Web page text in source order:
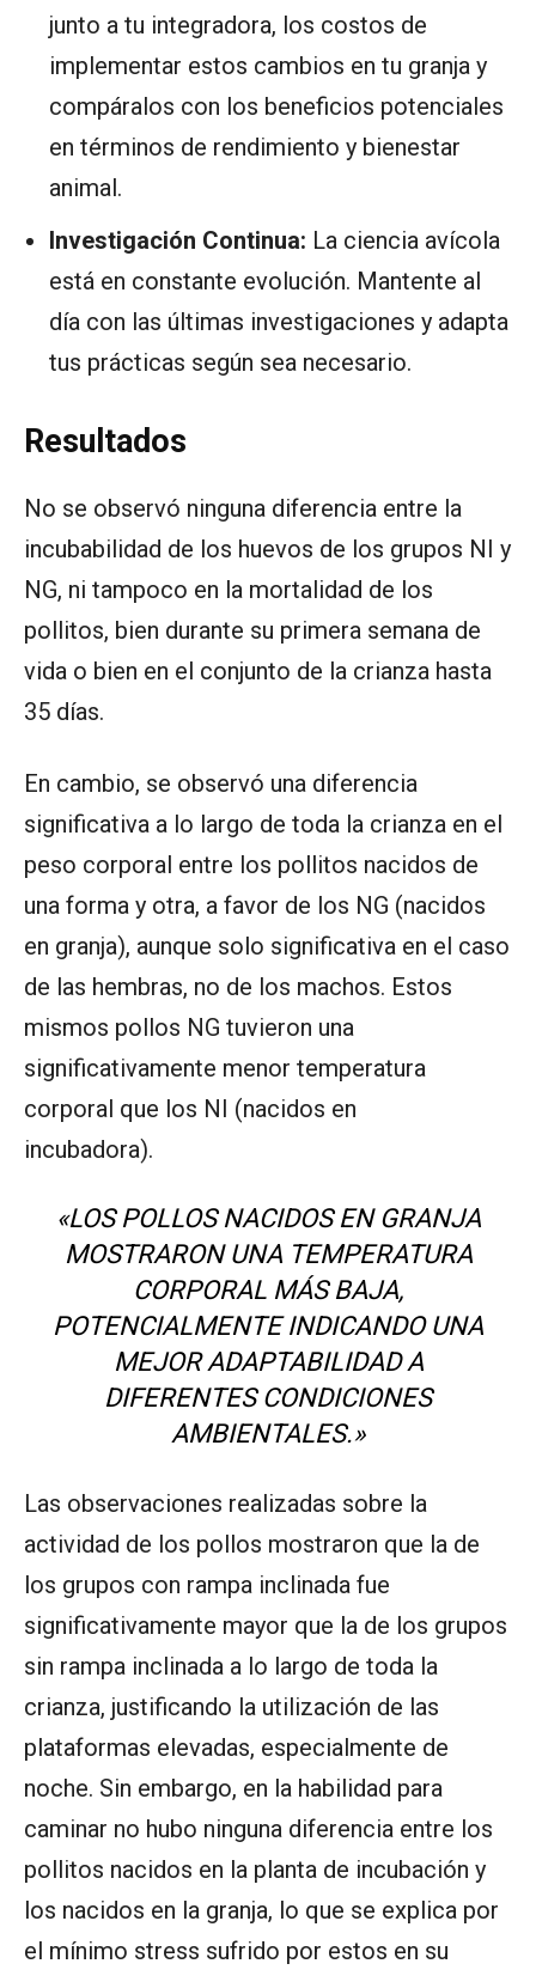
junto a tu integradora, los costos de
implementar estos cambios en tu granja y
compáralos con los beneficios potenciales
en términos de rendimiento y bienestar
animal.
Investigación Continua: La ciencia avícola
está en constante evolución. Mantente al
día con las últimas investigaciones y adapta
tus prácticas según sea necesario.
Resultados
No se observó ninguna diferencia entre la
incubabilidad de los huevos de los grupos NI y
NG, ni tampoco en la mortalidad de los
pollitos, bien durante su primera semana de
vida o bien en el conjunto de la crianza hasta
35 días.
En cambio, se observó una diferencia
significativa a lo largo de toda la crianza en el
peso corporal entre los pollitos nacidos de
una forma y otra, a favor de los NG (nacidos
en granja), aunque solo significativa en el caso
de las hembras, no de los machos. Estos
mismos pollos NG tuvieron una
significativamente menor temperatura
corporal que los NI (nacidos en
incubadora).
«LOS POLLOS NACIDOS EN GRANJA
MOSTRARON UNA TEMPERATURA
CORPORAL MÁS BAJA,
POTENCIALMENTE INDICANDO UNA
MEJOR ADAPTABILIDAD A
DIFERENTES CONDICIONES
AMBIENTALES.»
Las observaciones realizadas sobre la
actividad de los pollos mostraron que la de
los grupos con rampa inclinada fue
significativamente mayor que la de los grupos
sin rampa inclinada a lo largo de toda la
crianza, justificando la utilización de las
plataformas elevadas, especialmente de
noche. Sin embargo, en la habilidad para
caminar no hubo ninguna diferencia entre los
pollitos nacidos en la planta de incubación y
los nacidos en la granja, lo que se explica por
el mínimo stress sufrido por estos en su